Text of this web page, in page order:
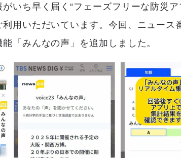
いち早く届く“フェーズフリーな防災ア
用いただいています。今回、ニュース
「みんなの声」を追加しました。